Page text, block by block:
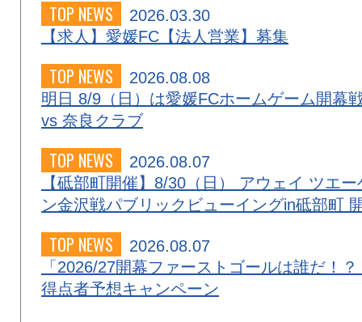
TOP NEWS
2026.03.30
【求人】愛媛FC【法人営業】募集
TOP NEWS
2026.08.08
明日 8/9（日）は愛媛FCホームゲーム開幕
vs 奈良クラブ
TOP NEWS
2026.08.07
【砥部町開催】8/30（日） アウェイ ツエー
ン金沢戦パブリックビューイングin砥部町
TOP NEWS
2026.08.07
「2026/27開幕ファーストゴールは誰だ！？
得点者予想キャンペーン